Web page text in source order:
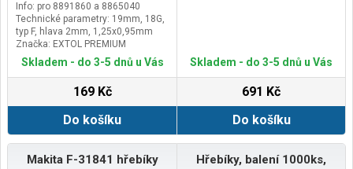
Info: pro 8891860 a 8865040
Technické parametry: 19mm, 18G,
typ F, hlava 2mm, 1,25x0,95mm
Značka: EXTOL PREMIUM
Doplňující parametr: pozinkované
Skladem - do 3-5 dnů u Vás
169 Kč
Do košíku
Skladem - do 3-5 dnů u Vás
691 Kč
Do košíku
Makita F-31841 hřebíky
Hřebíky, balení 1000ks,